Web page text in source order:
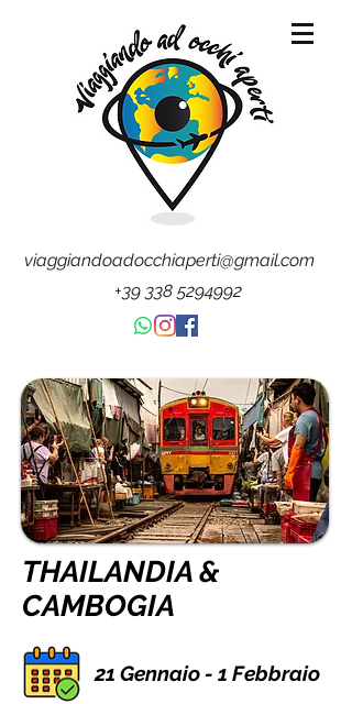
viaggiandoadocchiaperti@gmail.com
+39 338 5294992
THAILANDIA &
CAMBOGIA
21 Gennaio - 1 Febbraio